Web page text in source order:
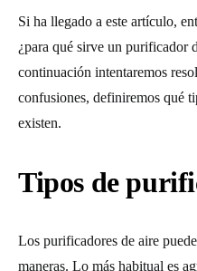
Si ha llegado a este artículo,
¿para qué sirve un purificador
continuación intentaremos
confusiones, definiremos qué
existen.
Tipos de
Los purificadores de aire
maneras. Lo más habitual es